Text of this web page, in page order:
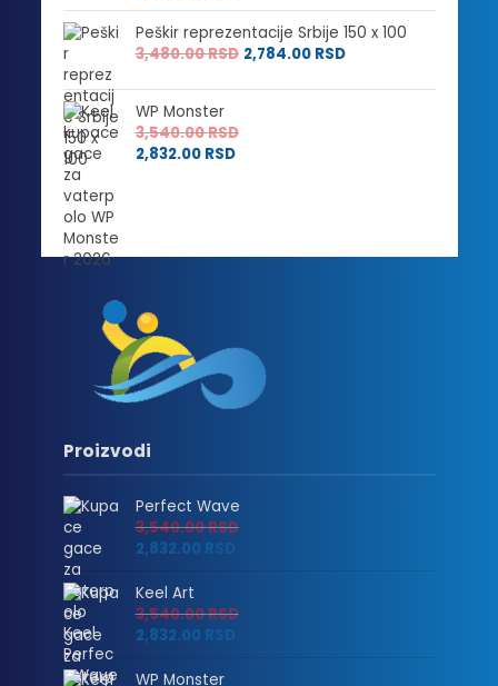
Peškir reprezentacije Srbije 150 x 100
3,480.00RSD 2,784.00 RSD
WP Monster
3,540.00RSD
2,832.00 RSD
Proizvodi
Perfect Wave
3,540.00RSD
2,832.00 RSD
Keel Art
3,540.00RSD
2,832.00 RSD
WP Monster